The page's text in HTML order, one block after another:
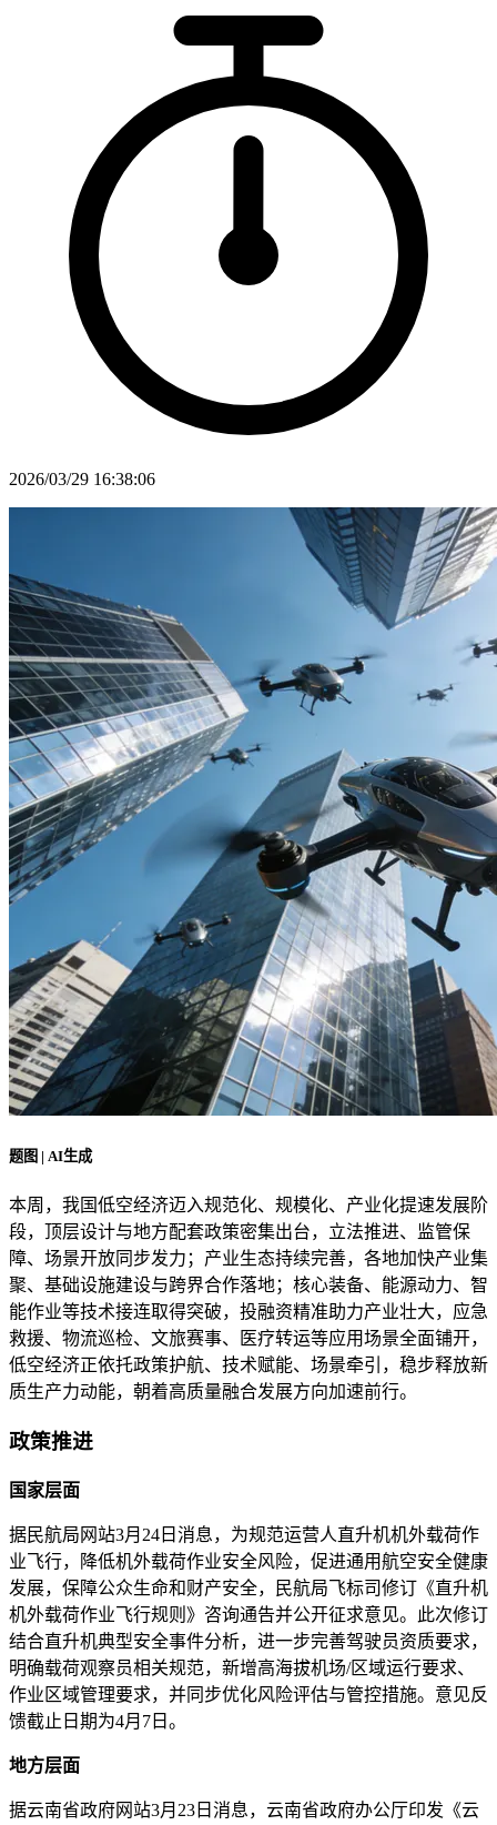
2026/03/29 16:38:06
题图 | AI生成
本周，我国低空经济迈入规范化、规模化、产业化提速发展阶
段，顶层设计与地方配套政策密集出台，立法推进、监管保
障、场景开放同步发力；产业生态持续完善，各地加快产业集
聚、基础设施建设与跨界合作落地；核心装备、能源动力、智
能作业等技术接连取得突破，投融资精准助力产业壮大，应急
救援、物流巡检、文旅赛事、医疗转运等应用场景全面铺开，
低空经济正依托政策护航、技术赋能、场景牵引，稳步释放新
质生产力动能，朝着高质量融合发展方向加速前行。
政策推进
国家层面
据民航局网站3月24日消息，为规范运营人直升机机外载荷作
业飞行，降低机外载荷作业安全风险，促进通用航空安全健康
发展，保障公众生命和财产安全，民航局飞标司修订《直升机
机外载荷作业飞行规则》咨询通告并公开征求意见。此次修订
结合直升机典型安全事件分析，进一步完善驾驶员资质要求，
明确载荷观察员相关规范，新增高海拔机场/区域运行要求、
作业区域管理要求，并同步优化风险评估与管控措施。意见反
馈截止日期为4月7日。
地方层面
据云南省政府网站3月23日消息，云南省政府办公厅印发《云